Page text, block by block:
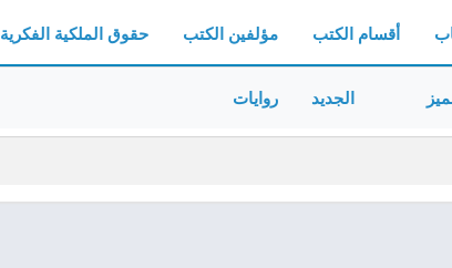
أقسام الكتب مؤلفين الكتب حقوق الملكية الفكرية
الجديد روايات